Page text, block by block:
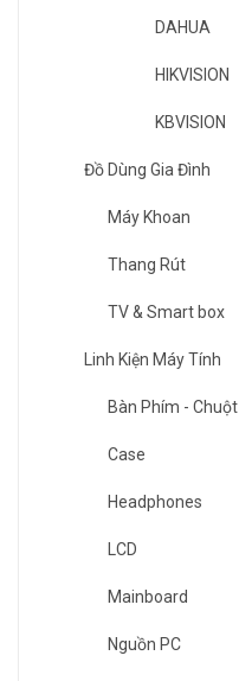
DAHUA
HIKVISION
KBVISION
Đồ Dùng Gia Đình
Máy Khoan
Thang Rút
TV & Smart box
Linh Kiện Máy Tính
Bàn Phím - Chuột
Case
Headphones
LCD
Mainboard
Nguồn PC